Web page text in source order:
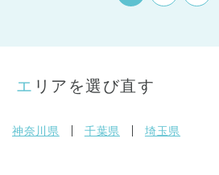
エリアを選び直す
神奈川県 千葉県 埼玉県